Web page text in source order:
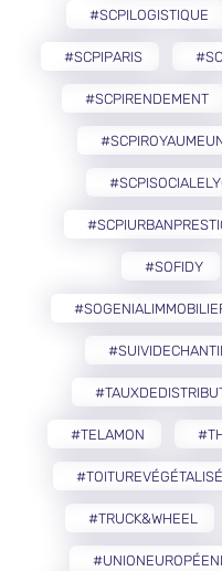
#SCPILOGISTIQUE
#SCPIPARIS
#SCPIRENDEMENT
#SOFIDY
#TELAMON
#TRUCK&WHEEL